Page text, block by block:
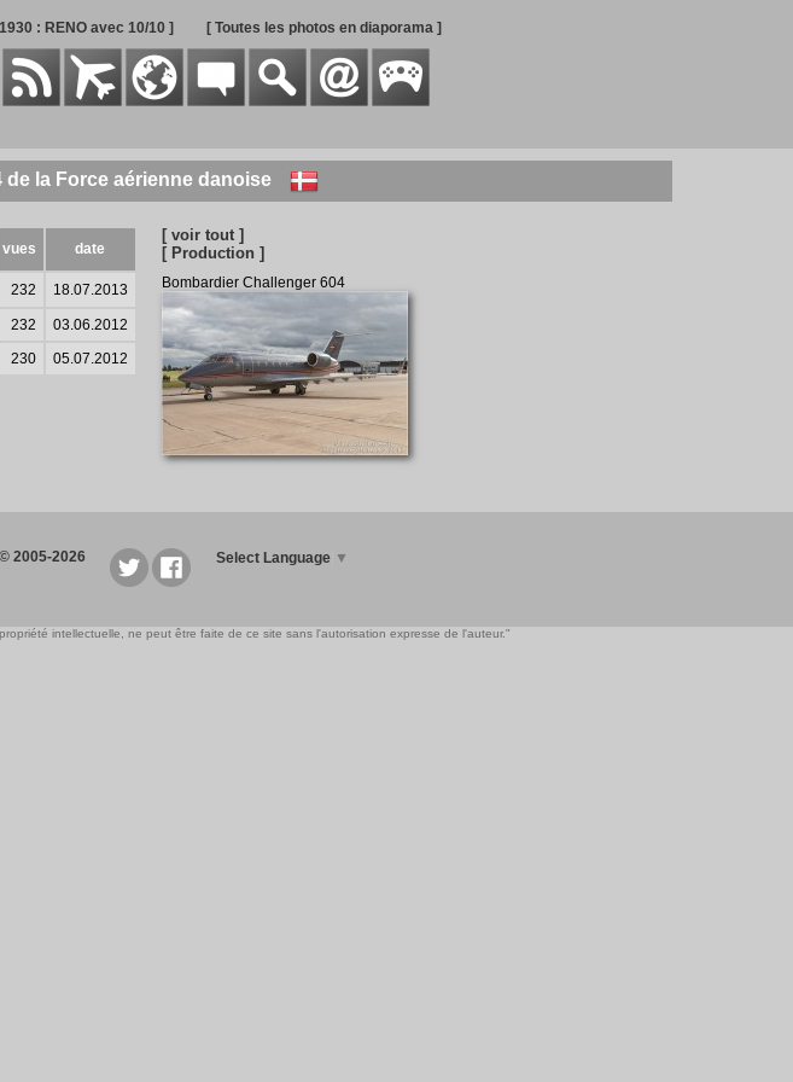
: RENO avec 10/10 ] [ Toutes les photos en diaporama ]
la Force aérienne danoise
vues date
232 18.07.2013
232
03.06.2012
230 05.07.2012
[ voir tout ]
[ Production ]
Bombardier Challenger 604
2005-2026 Select Language ▼
intellectuelle, ne peut être faite de ce site sans l'autorisation expresse de l'auteur."